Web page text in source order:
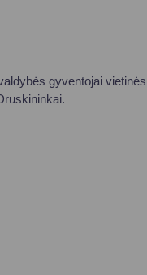
gyventojai